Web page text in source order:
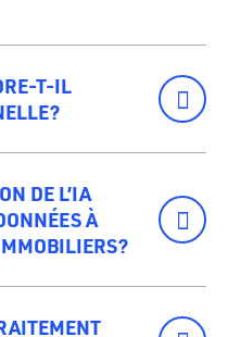
T-IL
des données, la
services, réduit les
équipes pour qu’elles se
DE L’IA
À
de 99 % lors de